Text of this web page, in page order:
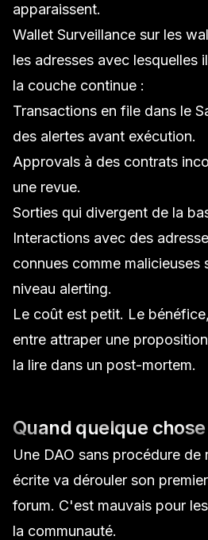
apparaissent.
Wallet Surveillance sur les
les adresses avec lesquelles
la couche continue :
Transactions en file dans le
des alertes avant exécution.
Approvals à des contrats
une revue.
Sorties qui divergent de la
Interactions avec des
connues comme malicieuses
niveau alerting.
Le coût est petit. Le
entre attraper une
la lire dans un post-mortem.
Quand quelque
Une DAO sans procédure de
écrite va dérouler son
forum. C'est mauvais pour
la communauté.